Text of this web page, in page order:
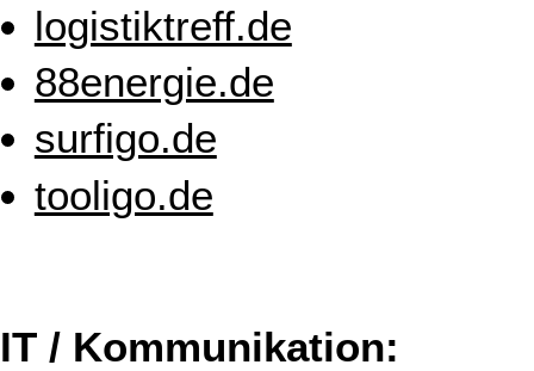
logistiktreff.de
88energie.de
surfigo.de
tooligo.de
IT / Kommunikation: